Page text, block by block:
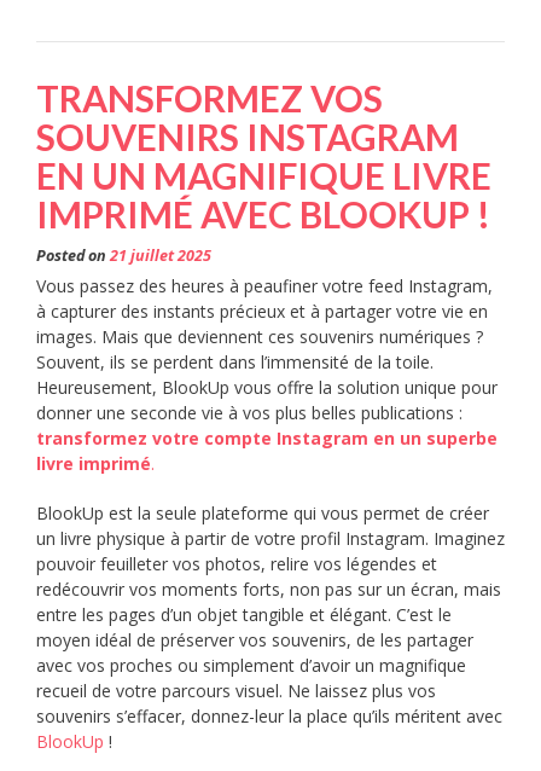
TRANSFORMEZ VOS
SOUVENIRS INSTAGRAM
EN UN MAGNIFIQUE LIVRE
IMPRIMÉ AVEC BLOOKUP !
Posted on21 juillet 2025
Vous passez des heures à peaufiner votre feed Instagram,
à capturer des instants précieux et à partager votre vie en
images. Mais que deviennent ces souvenirs numériques ?
Souvent, ils se perdent dans l’immensité de la toile.
Heureusement, BlookUp vous offre la solution unique pour
donner une seconde vie à vos plus belles publications :
transformez votre compte Instagram en un superbe
livre imprimé.
BlookUp est la seule plateforme qui vous permet de créer
un livre physique à partir de votre profil Instagram. Imaginez
pouvoir feuilleter vos photos, relire vos légendes et
redécouvrir vos moments forts, non pas sur un écran, mais
entre les pages d’un objet tangible et élégant. C’est le
moyen idéal de préserver vos souvenirs, de les partager
avec vos proches ou simplement d’avoir un magnifique
recueil de votre parcours visuel. Ne laissez plus vos
souvenirs s’effacer, donnez-leur la place qu’ils méritent avec
BlookUp !